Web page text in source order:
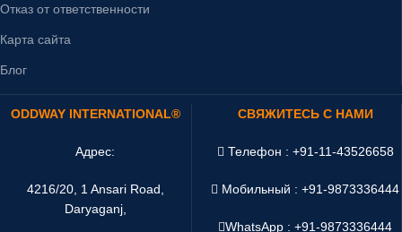
Отказ от ответственности
Карта сайта
Блог
ODDWAY INTERNATIONAL®
Адрес:
4216/20, 1 Ansari Road,
Daryaganj,
СВЯЖИТЕСЬ С НАМИ
Телефон : +91-11-43526658
Мобильный : +91-9873336444
WhatsApp :+91-9873336444